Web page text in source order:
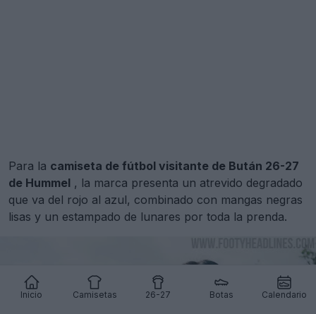
Inicio Camisetas 26-27 Botas Calendario
Para la camiseta de fútbol visitante de Bután 26-27
de Hummel , la marca presenta un atrevido degradado
que va del rojo al azul, combinado con mangas negras
lisas y un estampado de lunares por toda la prenda.